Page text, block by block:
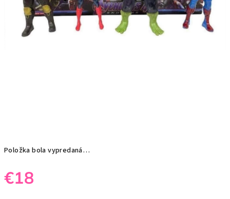
Položka bola vypredaná…
€18